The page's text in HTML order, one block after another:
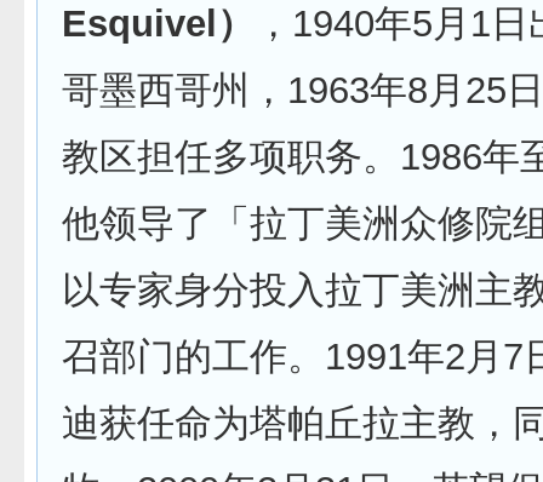
Esquivel）
，1940年5月1
哥墨西哥州，1963年8月25
教区担任多项职务。1986年
他领导了「拉丁美洲众修院
以专家身分投入拉丁美洲主
召部门的工作。1991年2月7
迪获任命为塔帕丘拉主教，